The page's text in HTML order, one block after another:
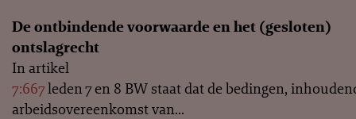
De ontbindende voorwaarde en het (gesloten)
ontslagrecht
In artikel
7:667leden 7 en 8 BW staat dat de bedingen,
arbeidsovereenkomst van...